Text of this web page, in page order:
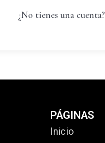
¿No tienes una cuenta?
PÁGINAS
Inicio